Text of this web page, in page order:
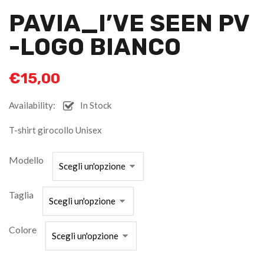
PAVIA_I’VE SEEN PV
-LOGO BIANCO
€15,00
Availability: In Stock
T-shirt girocollo Unisex
Modello
Taglia
Colore